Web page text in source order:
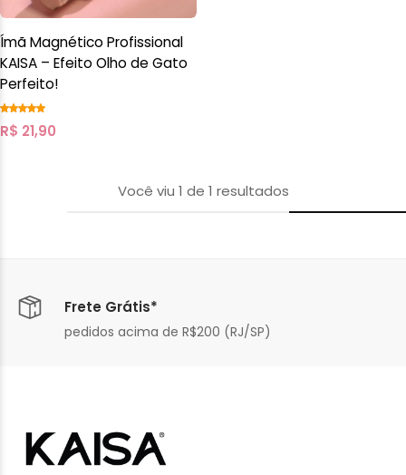
Ímã Magnético Profissional
KAISA – Efeito Olho de Gato
Perfeito!
R$ 21,90
Você viu 1 de 1 resultados
Frete Grátis*
pedidos acima de R$200 (RJ/SP)